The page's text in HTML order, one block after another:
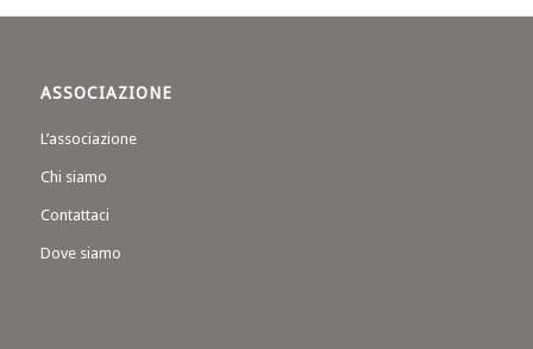
ASSOCIAZIONE
L’associazione
Chi siamo
Contattaci
Dove siamo